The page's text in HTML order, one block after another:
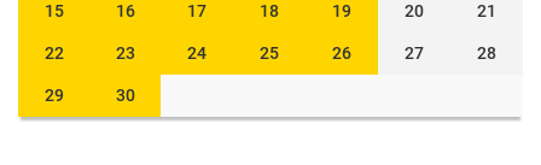
15 16 17 18 19 20 21
22 23 24 25 26 27 28
29 30